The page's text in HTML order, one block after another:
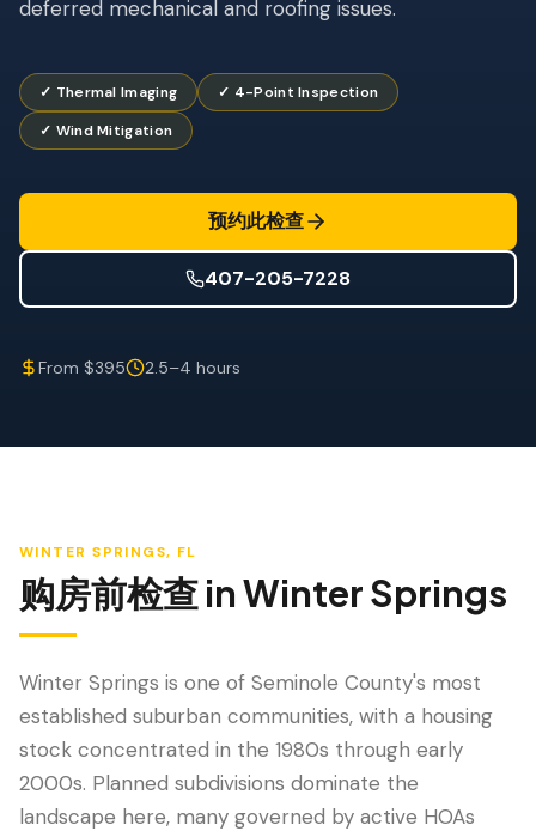
四点检查
屋顶认证
飓风后安全检查
热成像
无人机检查
deferred mechanical and roofing issues.
✓ Thermal Imaging
✓ 4-Point Inspection
✓ Wind Mitigation
预约此检查
407-205-7228
From $395 2.5–4 hours
WINTER SPRINGS, FL
购房前检查inWinter Springs
Winter Springs is one of Seminole County's most
established suburban communities, with a housing
stock concentrated in the 1980s through early
2000s. Planned subdivisions dominate the
landscape here, many governed by active HOAs